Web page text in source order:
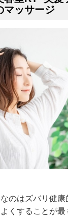
マッサージ
のはズバリ健
くすることが最